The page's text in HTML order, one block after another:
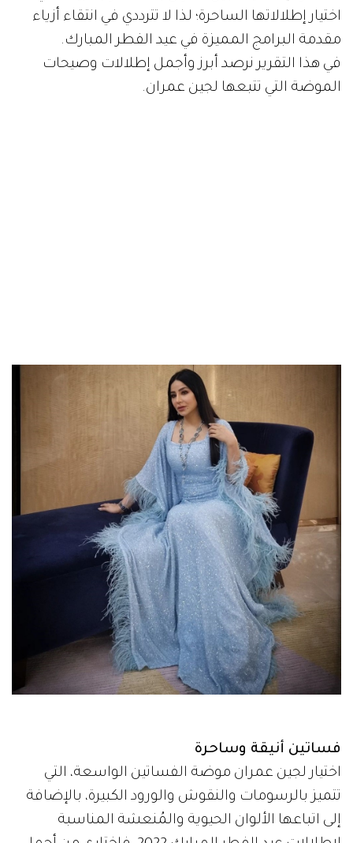
اختيار إطلالاتها الساحرة؛ لذا لا تترددي في انتقاء أزياء
مقدمة البرامج المميزة في عيد الفطر المبارك.
في هذا التقرير نرصد أبرز وأجمل إطلالات وصيحات
الموضة التي تتبعها لجين عمران.
فساتين أنيقة وساحرة
اختيار لجين عمران موضة الفساتين الواسعة، التي
تتميز بالرسومات والنقوش والورود الكبيرة، بالإضافة
إلى اتباعها الألوان الحيوية والمُنعشة المناسبة